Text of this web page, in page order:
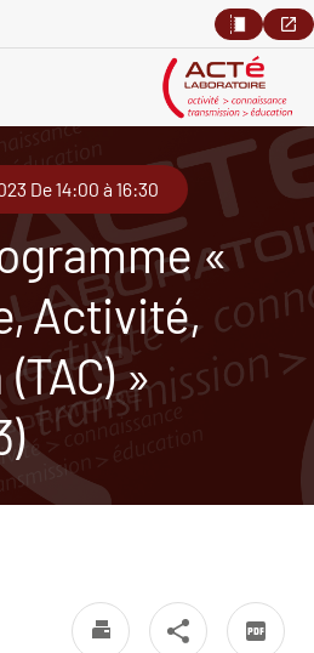
De 14:00 à 16:30
«
Activité,
»